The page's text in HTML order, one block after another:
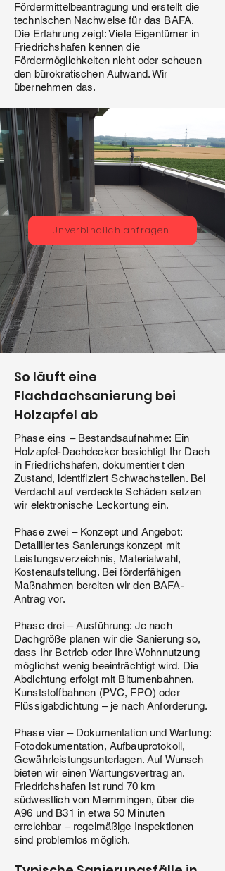
Fördermittelbeantragung und erstellt die
technischen Nachweise für das BAFA.
Die Erfahrung zeigt: Viele Eigentümer in
Friedrichshafen kennen die
Fördermöglichkeiten nicht oder scheuen
den bürokratischen Aufwand. Wir
übernehmen das.
Unverbindlich anfragen
So läuft eine
Flachdachsanierung bei
Holzapfel ab
Phase eins – Bestandsaufnahme: Ein
Holzapfel-Dachdecker besichtigt Ihr Dach
in Friedrichshafen, dokumentiert den
Zustand, identifiziert Schwachstellen. Bei
Verdacht auf verdeckte Schäden setzen
wir elektronische Leckortung ein.
Phase zwei – Konzept und Angebot:
Detailliertes Sanierungskonzept mit
Leistungsverzeichnis, Materialwahl,
Kostenaufstellung. Bei förderfähigen
Maßnahmen bereiten wir den BAFA-
Antrag vor.
Phase drei – Ausführung: Je nach
Dachgröße planen wir die Sanierung so,
dass Ihr Betrieb oder Ihre Wohnnutzung
möglichst wenig beeinträchtigt wird. Die
Abdichtung erfolgt mit Bitumenbahnen,
Kunststoffbahnen (PVC, FPO) oder
Flüssigabdichtung – je nach Anforderung.
Phase vier – Dokumentation und Wartung:
Fotodokumentation, Aufbauprotokoll,
Gewährleistungsunterlagen. Auf Wunsch
bieten wir einen Wartungsvertrag an.
Friedrichshafen ist rund 70 km
südwestlich von Memmingen, über die
A96 und B31 in etwa 50 Minuten
erreichbar – regelmäßige Inspektionen
sind problemlos möglich.